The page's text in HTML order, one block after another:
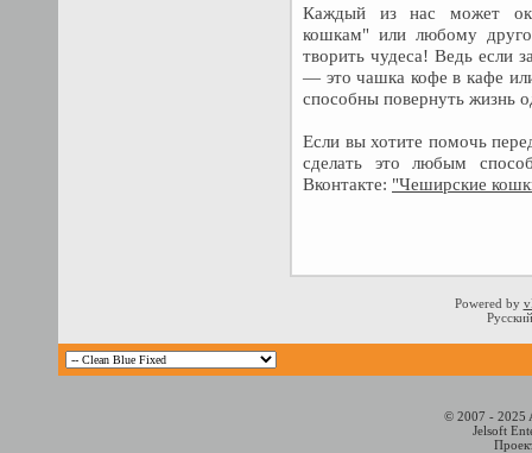
Каждый из нас может
кошкам" или любому
творить чудеса! Ведь если
— это чашка кофе в кафе
способны повернуть жизнь
Если вы хотите помочь
сделать это любым
Вконтакте: "Чеширские
Powered by
© 2007 - 2025
Jelsoft